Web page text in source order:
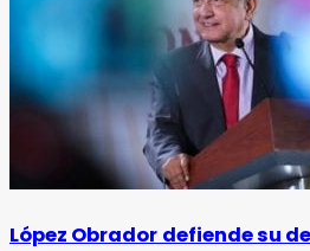
López Obrador defiende su